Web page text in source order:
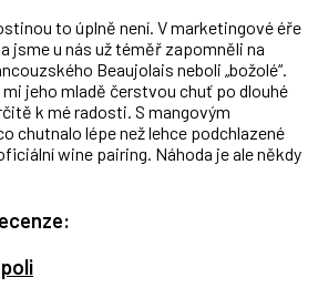
to úplně není. V marketingové éře
jsme u nás už téměř zapomněli na
Beaujolais neboli „božolé“.
jeho mladě čerstvou chuť po dlouhé
k mé radosti. S mangovým
chutnalo lépe než lehce podchlazené
wine pairing. Náhoda je ale někdy